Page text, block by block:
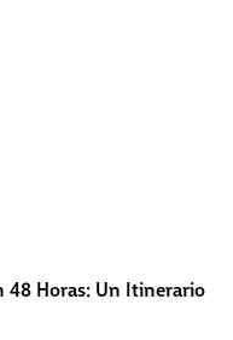
48 Horas: Un Itinerario